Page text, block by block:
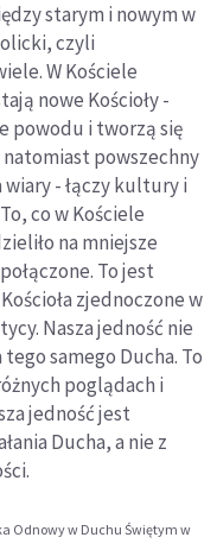
starym i nowym w
czyli
W Kościele
nowe Kościoły -
powodu i tworzą się
natomiast powszechny
wiary - łączy kultury i
co w Kościele
na mniejsze
To jest
zjednoczone w
Nasza jedność nie
samego Ducha. To
poglądach i
jedność jest
Ducha, a nie z
Odnowy w Duchu Świętym w